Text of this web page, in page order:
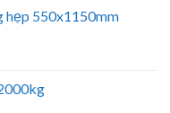
hẹp 550x1150mm